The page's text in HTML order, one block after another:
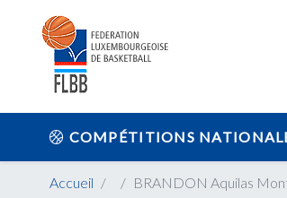
COMPÉTITIONS
Accueil BRANDON Aquilas